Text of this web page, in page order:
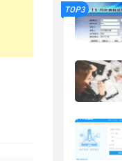
TOP3